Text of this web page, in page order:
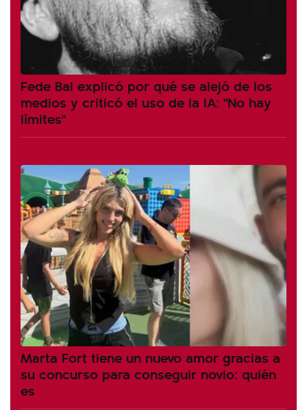
Fede Bal explicó por qué se alejó de los
medios y criticó el uso de la IA: "No hay
límites"
Marta Fort tiene un nuevo amor gracias a
su concurso para conseguir novio: quién
es